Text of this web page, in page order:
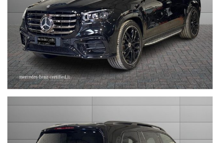
- UN RECAPITO TELEFONICO
- IN CASO DI AUTO DA DARE IN PERMUTA (MODELLO, ANNO DI
IMMATRICOLAZIONE, KM)
STEFAUTO S.P.A.BOLOGNA
VIA BENTINI, 111
sales@stefauto.it - www.stefauto.it